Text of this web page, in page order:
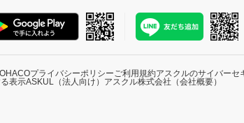
プライバシーポリシーご利用規約アスクルのサイバーセ
表示ASKUL（法人向け） アスクル株式会社（会社概要）